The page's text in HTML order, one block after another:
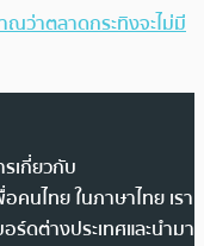
ว่าตลาดกระทิงจะไม่มี
เกี่ยวกับ
คนไทย ในภาษาไทย เรา
ร์ดต่างประเทศและนำมา